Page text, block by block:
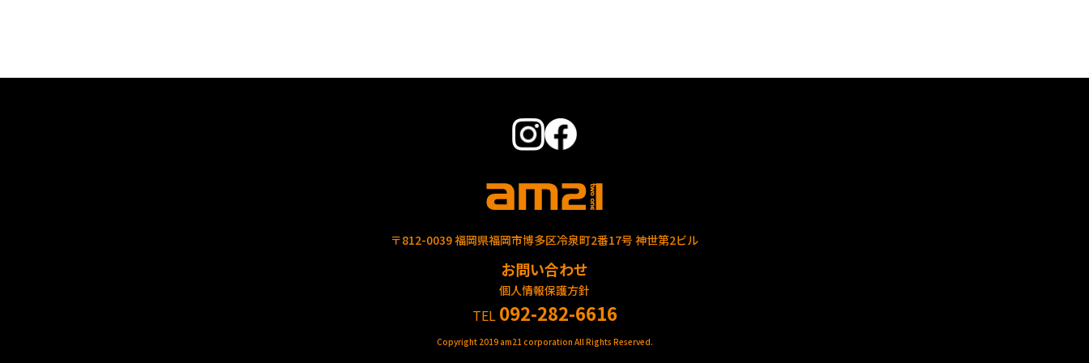
〒812-0039 福岡県福岡市博多区冷泉町2番17号 神世第2ビル
お問い合わせ
個人情報保護方針
TEL 092-282-6616
Copyright 2019 am21 corporation All Rights Reserved.